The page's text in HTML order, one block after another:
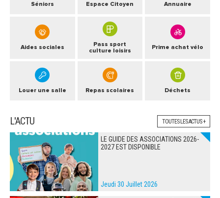
Séniors Espace Citoyen Annuaire
Aides sociales
Pass sport
culture loisirs
Prime achat vélo
Louer une salle Repas scolaires Déchets
L'ACTU TOUTES LES ACTUS +
LE GUIDE DES ASSOCIATIONS 2026-
2027 EST DISPONIBLE
Jeudi 30 Juillet 2026